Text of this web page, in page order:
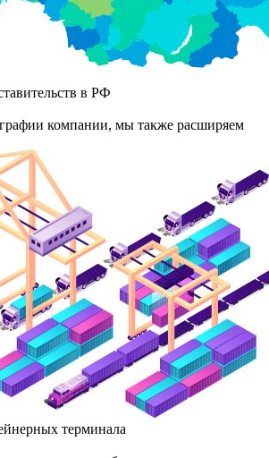
в РФ
компании, мы также расширяем
терминала